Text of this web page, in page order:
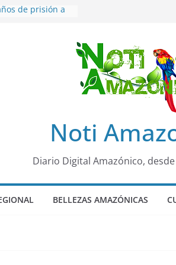
de prisión a
dormir mal en
Panamazónico, d
de la Amazonía
Noti
Diario Digital Amazónico,
BELLEZAS AMAZÓNICAS